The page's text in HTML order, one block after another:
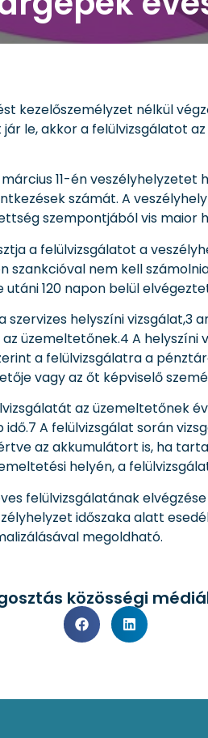
kezelőszemélyzet nélkül
le, akkor a felülvizsgálatot
11-én
számát. A
szempontjából vis maior
a felülvizsgálatot a
nem kell
120 napon belül
helyszíni
üzemeltetőnek.4 A
a felülvizsgálatra a
vagy az őt képviselő
az üzemeltetőnek
A felülvizsgálat során
az akkumulátort is, ha
helyén, a
felülvizsgálatának
időszaka alatt
megoldható.
közösségi